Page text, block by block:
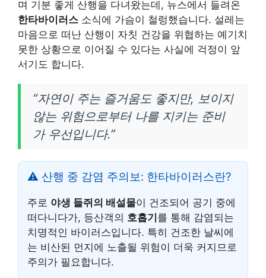
며 기분 좋게 산행을 다녀왔는데, 뉴스에서 들려온
한타바이러스 소식에 가슴이 철렁했습니다. 설레는
마음으로 떠난 산행이 자칫 건강을 위협하는 예기치
못한 상황으로 이어질 수 있다는 사실에 걱정이 앞
서기도 합니다.
“자연이 주는 즐거움도 좋지만, 보이지
않는 위험으로부터 나를 지키는 준비
가 우선입니다.”
⚠️ 산행 중 감염 주의보: 한타바이러스란?
주로 야생 들쥐의 배설물이 건조되어 공기 중에
떠다니다가, 등산객의 호흡기를 통해 감염되는
치명적인 바이러스입니다. 특히 건조한 날씨에
는 비산된 먼지에 노출될 위험이 더욱 커지므로
주의가 필요합니다.